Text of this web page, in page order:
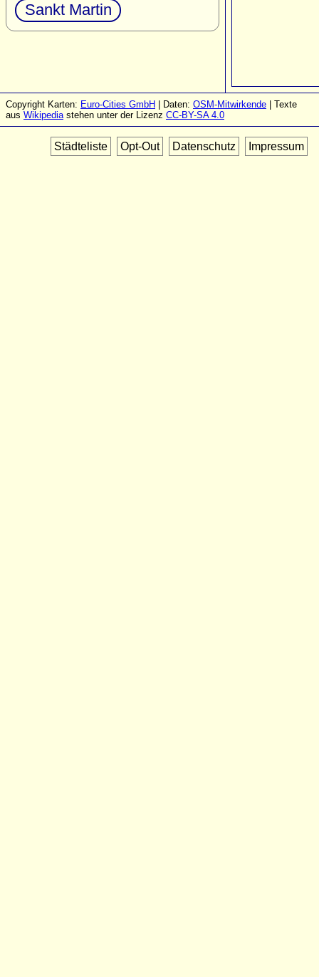
Sankt Martin
Copyright Karten: Euro-Cities GmbH | Daten: OSM-Mitwirkende | Texte
aus Wikipediastehen unter der Lizenz CC-BY-SA 4.0
Städteliste Opt-Out Datenschutz Impressum